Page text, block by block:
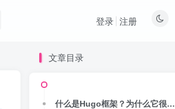
登录 注册
文章目录
什么是Hugo框架？为什么它很受欢迎？